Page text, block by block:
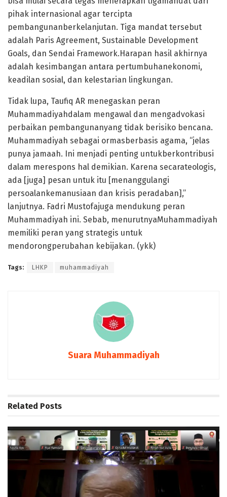
pihak internasional agar tercipta
pembangunanberkelanjutan. Tiga mandat tersebut
adalah Paris Agreement, Sustainable Development
Goals, dan Sendai Framework.Harapan hasil akhirnya
adalah kesimbangan antara pertumbuhanekonomi,
keadilan sosial, dan kelestarian lingkungan.
Tidak lupa, Taufiq AR menegaskan peran
Muhammadiyahdalam mengawal dan mengadvokasi
perbaikan pembangunanyang tidak berisiko bencana.
Muhammadiyah sebagai ormasberbasis agama, “jelas
punya jamaah. Ini menjadi penting untukberkontribusi
dalam merespons hal demikian. Karena secarateologis,
ada [juga] pesan untuk itu [menanggulangi
persoalankemanusiaan dan krisis peradaban],”
lanjutnya. Fadri Mustofajuga mendukung peran
Muhammadiyah ini. Sebab, menurutnyaMuhammadiyah
memiliki peran yang strategis untuk
mendorongperubahan kebijakan. (ykk)
Tags: LHKP muhammadiyah
Suara Muhammadiyah
Related Posts